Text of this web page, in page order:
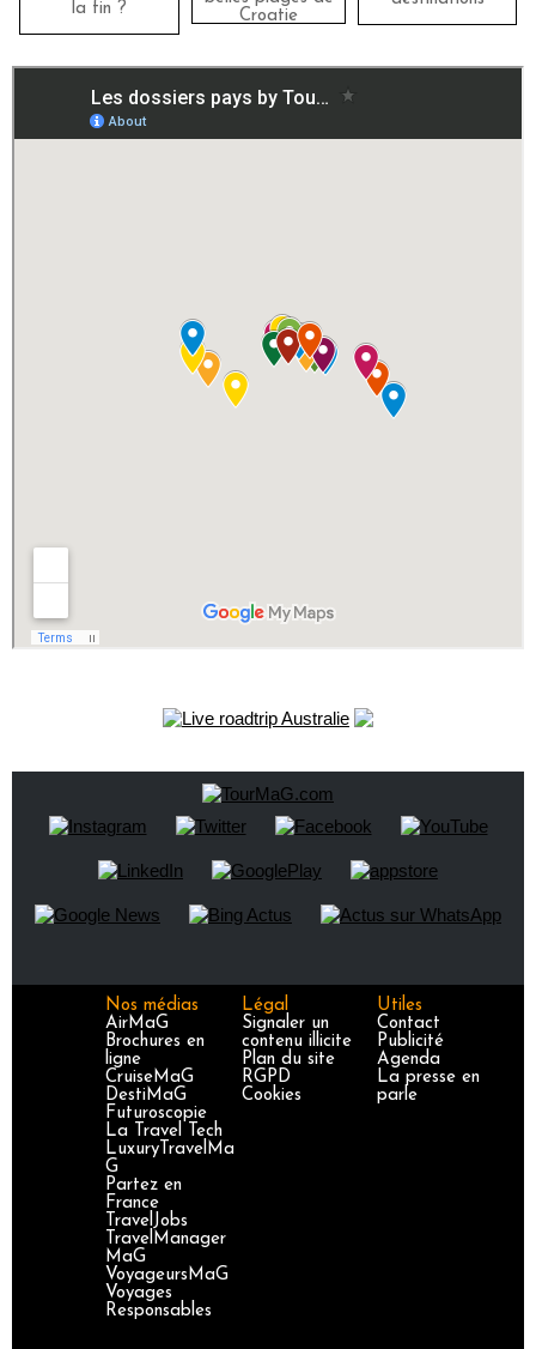
la fin ?
Croatie
Nos médias
AirMaG
Brochures en
ligne
CruiseMaG
DestiMaG
Futuroscopie
La Travel Tech
LuxuryTravelMa
G
Partez en
France
TravelJobs
TravelManager
MaG
VoyageursMaG
Voyages
Responsables
Légal
Signaler un
contenu illicite
Plan du site
RGPD
Cookies
Utiles
Contact
Publicité
Agenda
La presse en
parle